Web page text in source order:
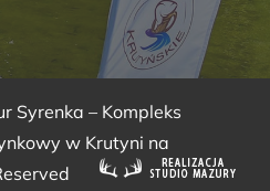
Syrenka – Kompleks
w Krutyni na